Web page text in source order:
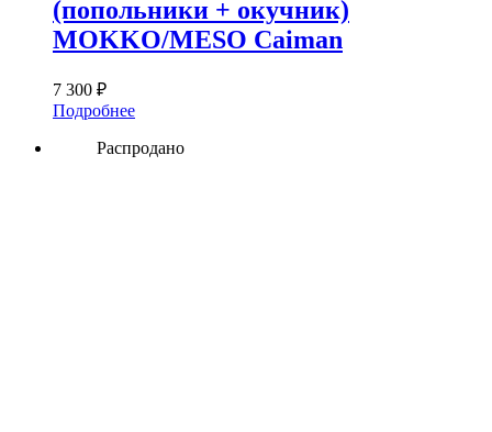
(попольники + окучник)
MOKKO/MESO Caiman
7 300 ₽
Подробнее
Распродано